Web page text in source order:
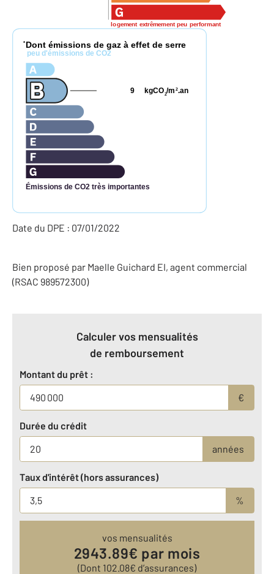
logement extrêmement peu performant
* Dont émissions de gaz à effet de serre
peu d'émissions de CO2
Émissions de CO2 très importantes
kgCO2/m 2.an
9
Date du DPE : 07/01/2022
Bien proposé par Maelle Guichard EI, agent commercial
(RSAC 989572300)
Calculer vos mensualités
de remboursement
Montant du prêt :
€
Durée du crédit
années
Taux d'intérêt (hors assurances)
%
vos mensualités
2943.89€ par mois
(Dont 102.08€ d’assurances)